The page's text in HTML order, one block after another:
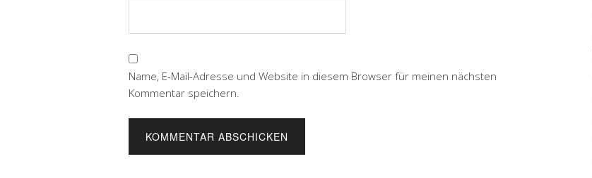
Name, E-Mail-Adresse und Website in diesem Browser für meinen nächsten
Kommentar speichern.